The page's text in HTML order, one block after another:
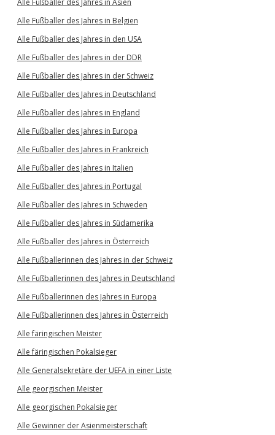
Alle Fußballer des Jahres in Asien
Alle Fußballer des Jahres in Belgien
Alle Fußballer des Jahres in den USA
Alle Fußballer des Jahres in der DDR
Alle Fußballer des Jahres in der Schweiz
Alle Fußballer des Jahres in Deutschland
Alle Fußballer des Jahres in England
Alle Fußballer des Jahres in Europa
Alle Fußballer des Jahres in Frankreich
Alle Fußballer des Jahres in Italien
Alle Fußballer des Jahres in Portugal
Alle Fußballer des Jahres in Schweden
Alle Fußballer des Jahres in Südamerika
Alle Fußballer des Jahres in Österreich
Alle Fußballerinnen des Jahres in der Schweiz
Alle Fußballerinnen des Jahres in Deutschland
Alle Fußballerinnen des Jahres in Europa
Alle Fußballerinnen des Jahres in Österreich
Alle färingischen Meister
Alle färingischen Pokalsieger
Alle Generalsekretäre der UEFA in einer Liste
Alle georgischen Meister
Alle georgischen Pokalsieger
Alle Gewinner der Asienmeisterschaft